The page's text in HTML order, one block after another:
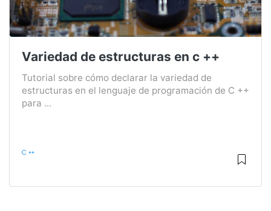
Variedad de estructuras en c ++
Tutorial sobre cómo declarar la variedad de
estructuras en el lenguaje de programación de C ++
para ...
C ++